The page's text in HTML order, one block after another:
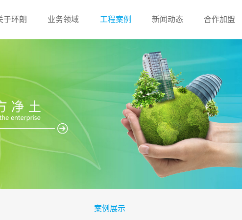
于环朗 业务领域 工程案例 新闻动态 合作加盟
案例展示